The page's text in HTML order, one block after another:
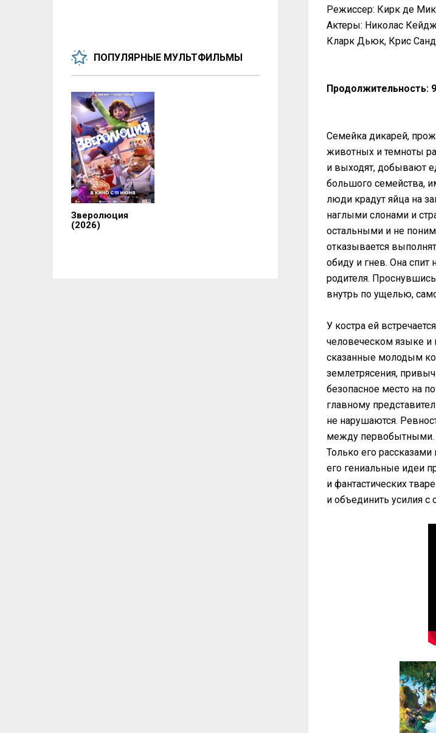
ПОПУЛЯРНЫЕ МУЛЬТФИЛЬМЫ
Зверолюция
(2026)
Режиссер: Кирк де
Актеры: Николас
Кларк Дьюк, Крис
Продолжительность:
Семейка дикарей,
животных и темноты
и выходят, добывают
большого семейства,
люди крадут яйца на
наглыми слонами и
остальными и не
отказывается
обиду и гнев. Она спит
родителя.
внутрь по ущелью,
У костра ей
человеческом языке и
сказанные молодым
землетрясения,
безопасное место на
главному
не нарушаются.
между первобытными.
Только его
его гениальные идеи
и фантастических
и объединить усилия с